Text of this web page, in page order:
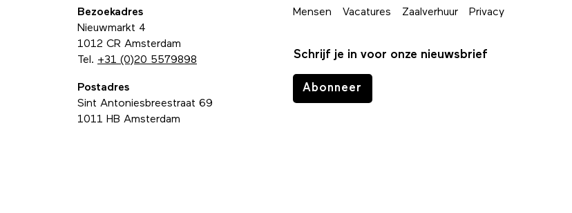
Bezoekadres
Nieuwmarkt 4
1012 CR Amsterdam
Tel. +31 (0)20 5579898
Postadres
Sint Antoniesbreestraat 69
1011 HB Amsterdam
Mensen Vacatures Zaalverhuur Privacy
Schrijf je in voor onze nieuwsbrief
Abonneer